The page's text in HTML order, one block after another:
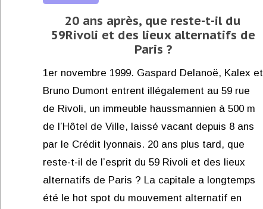
20 ans après, que reste-t-il du
59Rivoli et des lieux alternatifs de
Paris ?
1er novembre 1999. Gaspard Delanoë, Kalex et
Bruno Dumont entrent illégalement au 59 rue
de Rivoli, un immeuble haussmannien à 500 m
de l’Hôtel de Ville, laissé vacant depuis 8 ans
par le Crédit lyonnais. 20 ans plus tard, que
reste-t-il de l’esprit du 59 Rivoli et des lieux
alternatifs de Paris ? La capitale a longtemps
été le hot spot du mouvement alternatif en